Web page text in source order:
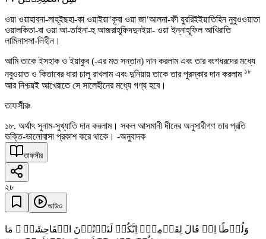
ওয়া ওয়াহাবনা-লাহূইছহা-কা ওয়াইয়া‘কূবা ওয়া জা‘আলনা-ফী যুররিইইয়াতিহিন নুবুওওয়াতা
ওয়ালকিতা-বা ওয়া আ-তাইনা-হু আজরাহূফিদদুনইয়া- ওয়া ইন্নাহূফিল আখিরাতি
লামিনাসসা-লিহীন।
আমি তাকে ইসহাক ও ইয়াকুব (-এর মত সন্তান) দান করলাম এবং তার বংশধরদের মধ্যে
নবুওয়াত ও কিতাবের ধারা চালু রাখলাম এবং দুনিয়ায় তাকে তার পুরস্কার দান করলাম ১৮
আর নিশ্চয়ই আখেরাতে সে সালেহীনের মধ্যে গণ্য হবে।
তাফসীরঃ
১৮. অর্থাৎ সুনাম-সুখ্যাতি দান করলাম। সকল আসমানী দীনের অনুসারীগণ তার প্রতি
ভক্তি-ভালোবাসা প্রকাশ করে থাকে। -অনুবাদক
তাফসীর
২৮
অডিও
وَلُوۡطًا اِذۡ قَالَ لِقَوۡمِہٖۤ اِنَّکُمۡ لَتَاۡتُوۡنَ الۡفَاحِشَۃَ ۫ مَا